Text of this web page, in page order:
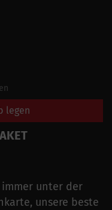
legen
unter der
unsere beste